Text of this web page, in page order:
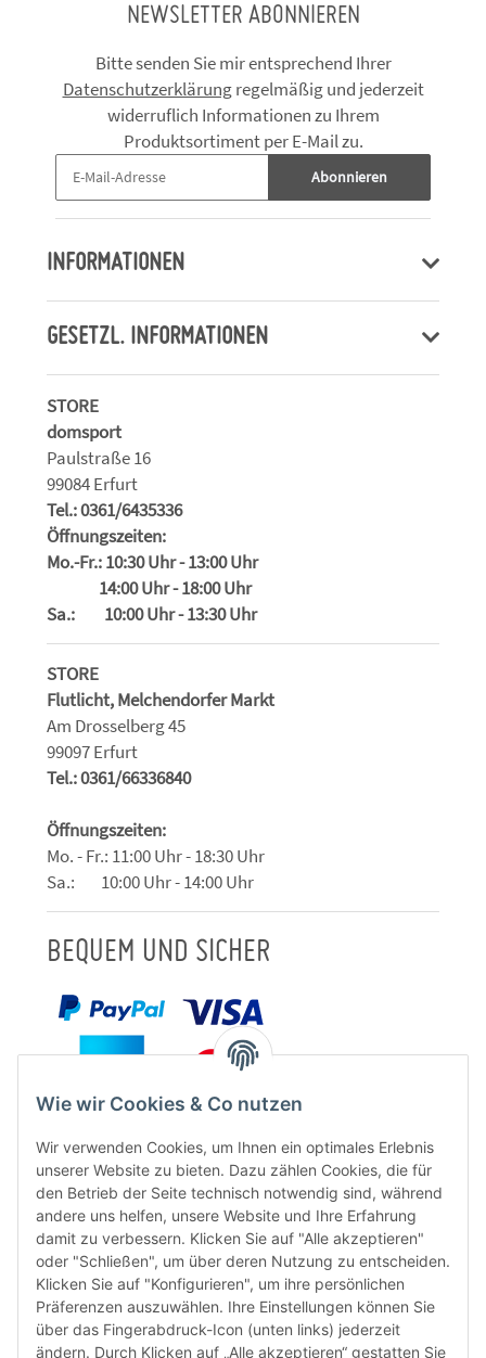
NEWSLETTER ABONNIEREN
Bitte senden Sie mir entsprechend Ihrer
Datenschutzerklärungregelmäßig und jederzeit
widerruflich Informationen zu Ihrem
Produktsortiment per E-Mail zu.
Abonnieren
INFORMATIONEN
GESETZL. INFORMATIONEN
STORE
domsport
Paulstraße 16
99084 Erfurt
Tel.: 0361/6435336
Öffnungszeiten:
Mo.-Fr.: 10:30 Uhr - 13:00 Uhr
14:00 Uhr - 18:00 Uhr
Sa.: 10:00 Uhr - 13:30 Uhr
STORE
Flutlicht, Melchendorfer Markt
Am Drosselberg 45
99097 Erfurt
Tel.: 0361/66336840
Öffnungszeiten:
Mo. - Fr.: 11:00 Uhr - 18:30 Uhr
Sa.: 10:00 Uhr - 14:00 Uhr
BEQUEM UND SICHER
FÜR EUCH UNTERWEGS
Wie wir Cookies & Co nutzen
Wir verwenden Cookies, um Ihnen ein optimales Erlebnis
unserer Website zu bieten. Dazu zählen Cookies, die für
den Betrieb der Seite technisch notwendig sind, während
andere uns helfen, unsere Website und Ihre Erfahrung
damit zu verbessern. Klicken Sie auf "Alle akzeptieren"
oder "Schließen", um über deren Nutzung zu entscheiden.
Klicken Sie auf "Konfigurieren", um ihre persönlichen
Präferenzen auszuwählen. Ihre Einstellungen können Sie
über das Fingerabdruck-Icon (unten links) jederzeit
ändern. Durch Klicken auf „Alle akzeptieren“ gestatten Sie